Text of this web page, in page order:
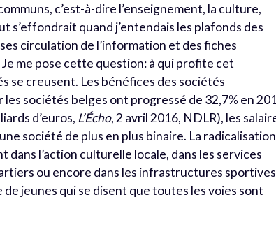
c’est-à-dire l’enseignement, la culture,
s’effondrait quand j’entendais les plafonds des
circulation de l’information et des fiches
me pose cette question: à qui profite cet
se creusent. Les bénéfices des sociétés
sociétés belges ont progressé de 32,7% en
d’euros, L’Écho, 2 avril 2016, NDLR), les
société de plus en plus binaire. La radicalisation
l’action culturelle locale, dans les services
ou encore dans les infrastructures
jeunes qui se disent que toutes les voies sont